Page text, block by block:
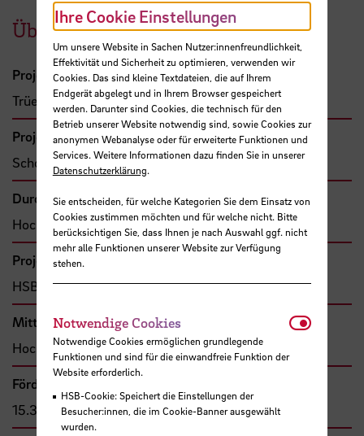
Übersicht
Projektleitung
Trüe, Christiane, Prof. Dr.
Projektbeteiligte
Scholz, Lydia, Prof. Dr.
Durchführende Organisation
Hochschule Bremen, Fakultät 1
Projekttyp
HSB-intern gefördertes Projekt
Mittel- bzw. Auftragsgeber
Hochschule Bremen, F&E-Fonds
Förder- bzw. Auftragssumme
15.335,00 €
Ihre Cookie Einstellungen
Um unsere Website in Sachen Nutzer:innenfreundlichkeit,
Effektivität und Sicherheit zu optimieren, verwenden wir
Cookies. Das sind kleine Textdateien, die auf Ihrem
Endgerät abgelegt und in Ihrem Browser gespeichert
werden. Darunter sind Cookies, die technisch für den
Betrieb unserer Website notwendig sind, sowie Cookies zur
anonymen Webanalyse oder für erweiterte Funktionen und
Services. Weitere Informationen dazu finden Sie in unserer
Datenschutzerklärung.
Sie entscheiden, für welche Kategorien Sie dem Einsatz von
Cookies zustimmen möchten und für welche nicht. Bitte
berücksichtigen Sie, dass Ihnen je nach Auswahl ggf. nicht
mehr alle Funktionen unserer Website zur Verfügung
stehen.
Notwendige Cookies
Notwendige Cookies ermöglichen grundlegende
Funktionen und sind für die einwandfreie Funktion der
Website erforderlich.
HSB-Cookie: Speichert die Einstellungen der
Besucher:innen, die im Cookie-Banner ausgewählt
wurden.